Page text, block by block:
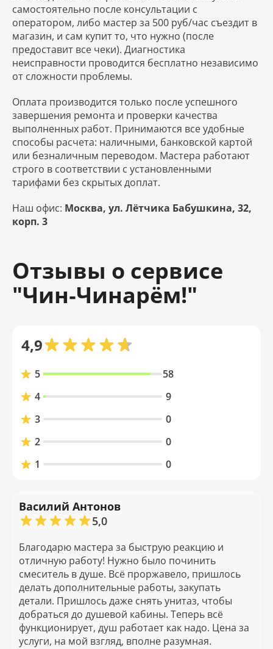
самостоятельно после консультации с
оператором, либо мастер за 500 руб/час съездит в
магазин, и сам купит то, что нужно (после
предоставит все чеки). Диагностика
неисправности проводится бесплатно независимо
от сложности проблемы.
Оплата производится только после успешного
завершения ремонта и проверки качества
выполненных работ. Принимаются все удобные
способы расчета: наличными, банковской картой
или безналичным переводом. Мастера работают
строго в соответствии с установленными
тарифами без скрытых доплат.
Наш офис: Москва, ул. Лётчика Бабушкина, 32,
корп. 3
Отзывы о сервисе
"Чин‑Чинарём!"
4,9
5
58
4
9
3
0
2
0
1
0
Василий Антонов
5,0
Благодарю мастера за быструю реакцию и
отличную работу! Нужно было починить
смеситель в душе. Всё проржавело, пришлось
делать дополнительные работы, закупать
детали. Пришлось даже снять унитаз, чтобы
добраться до душевой кабины. Теперь всё
функционирует, душ работает как надо. Цена за
услуги, на мой взгляд, вполне разумная.